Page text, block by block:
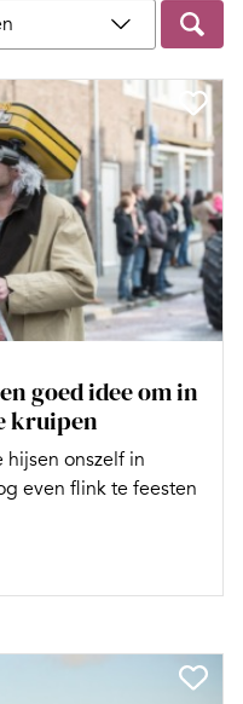
type
goed idee om in
kruipen
hijsen onszelf in
even flink te feesten